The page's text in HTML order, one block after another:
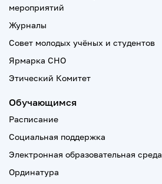
мероприятий
Журналы
Совет молодых учёных и студентов
Ярмарка СНО
Этический Комитет
Обучающимся
Расписание
Социальная поддержка
Электронная образовательная среда
Ординатура